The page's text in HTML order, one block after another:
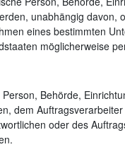
unabhängig davon,
eines bestimmten
möglicherweise
Behörde,
dem
oder des